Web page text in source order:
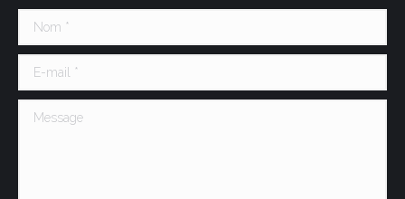
Nom *
E-mail *
Message